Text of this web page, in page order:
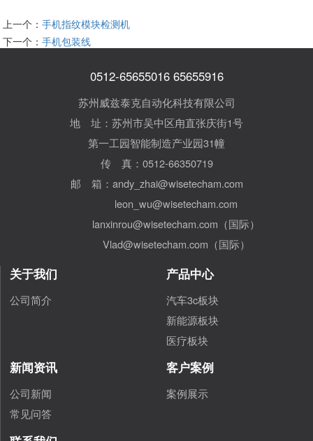
上一个：手机指纹模块检测机
下一个：手机包装线
0512-65655016 65655916
苏州威兹泰克自动化科技有限公司
地 址：苏州市吴中区甪直张庆街1号
第一工园智能制造产业园31幢
传 真：0512-66350719
邮 箱：andy_zhai@wisetecham.com
leon_wu@wisetecham.com
lanxinrou@wisetecham.com（国际）
Vlad@wisetecham.com（国际）
关于我们
公司简介
产品中心
汽车3c板块
新能源板块
医疗板块
新闻资讯
公司新闻
常见问答
客户案例
案例展示